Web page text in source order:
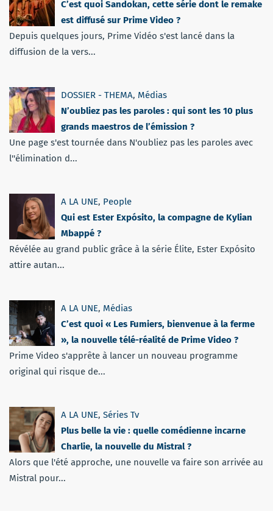
C’est quoi Sandokan, cette série dont le remake
est diffusé sur Prime Video ?
Depuis quelques jours, Prime Vidéo s'est lancé dans la
diffusion de la vers...
DOSSIER - THEMA, Médias
N’oubliez pas les paroles : qui sont les 10 plus
grands maestros de l’émission ?
Une page s'est tournée dans N'oubliez pas les paroles avec
l''élimination d...
A LA UNE, People
Qui est Ester Expósito, la compagne de Kylian
Mbappé ?
Révélée au grand public grâce à la série Élite, Ester Expósito
attire autan...
A LA UNE, Médias
C’est quoi « Les Fumiers, bienvenue à la ferme
», la nouvelle télé-réalité de Prime Video ?
Prime Video s'apprête à lancer un nouveau programme
original qui risque de...
A LA UNE, Séries Tv
Plus belle la vie : quelle comédienne incarne
Charlie, la nouvelle du Mistral ?
Alors que l'été approche, une nouvelle va faire son arrivée au
Mistral pour...